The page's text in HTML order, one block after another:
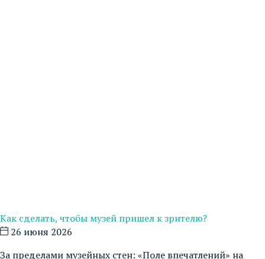
Как сделать, чтобы музей пришел к зрителю?
26 июня 2026
За пределами музейных стен: «Поле впечатлений» на